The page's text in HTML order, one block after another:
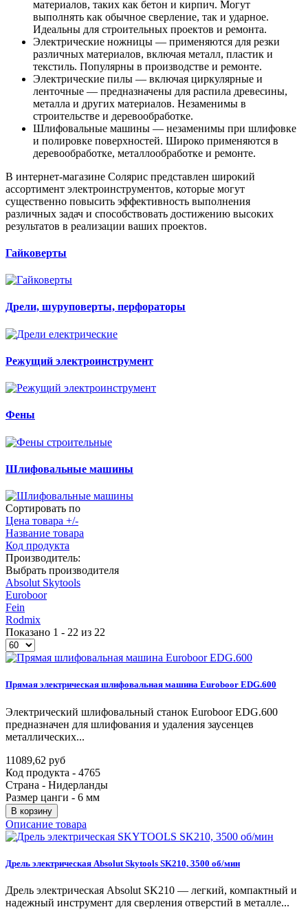
материалов, таких как бетон и кирпич. Могут
выполнять как обычное сверление, так и ударное.
Идеальны для строительных проектов и ремонта.
Электрические ножницы — применяются для резки
различных материалов, включая металл, пластик и
текстиль. Популярны в производстве и ремонте.
Электрические пилы — включая циркулярные и
ленточные — предназначены для распила древесины,
металла и других материалов. Незаменимы в
строительстве и деревообработке.
Шлифовальные машины — незаменимы при шлифовке
и полировке поверхностей. Широко применяются в
деревообработке, металлообработке и ремонте.
В интернет-магазине Солярис представлен широкий
ассортимент электроинструментов, которые могут
существенно повысить эффективность выполнения
различных задач и способствовать достижению высоких
результатов в реализации ваших проектов.
Гайковерты
Дрели, шуруповерты, перфораторы
Режущий электроинструмент
Фены
Шлифовальные машины
Сортировать по
Цена товара +/-
Название товара
Код продукта
Производитель:
Выбрать производителя
Absolut Skytools
Euroboor
Fein
Rodmix
Показано 1 - 22 из 22
Прямая электрическая шлифовальная машина Euroboor EDG.600
Электрический шлифовальный станок Euroboor EDG.600
предназначен для шлифования и удаления заусенцев
металлических...
11089,62 руб
Код продукта - 4765
Страна - Нидерланды
Размер цанги - 6 мм
В корзину
Описание товара
Дрель электрическая Absolut Skytools SK210, 3500 об/мин
Дрель электрическая Absolut SK210 — легкий, компактный и
надежный инструмент для сверления отверстий в металле...